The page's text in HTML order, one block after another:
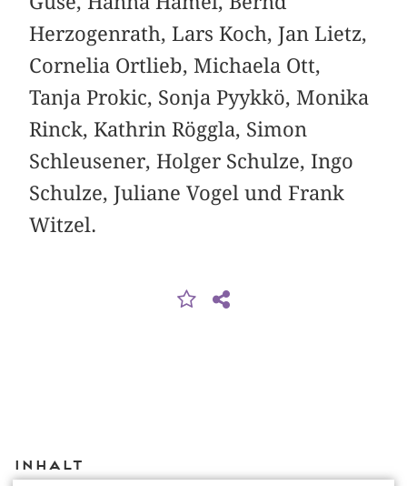
Herzogenrath, Lars Koch, Jan Lietz,
Cornelia Ortlieb, Michaela Ott,
Tanja Prokic, Sonja Pyykkö, Monika
Rinck, Kathrin Röggla, Simon
Schleusener, Holger Schulze, Ingo
Schulze, Juliane Vogel und Frank
Witzel.
Inhalt